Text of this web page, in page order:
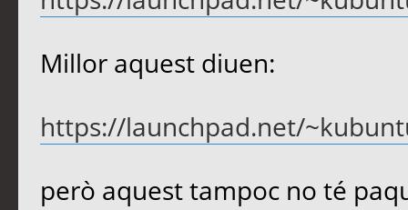
Millor aquest diuen:
https://launchpad.net/
però aquest tampoc no té